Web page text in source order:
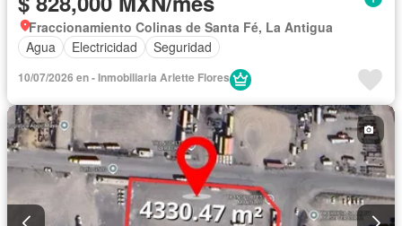
Fraccionamiento Colinas de Santa Fé, La Antigua
Agua
Electricidad Seguridad
10/07/2026 en - Inmobiliaria Arlette Flores